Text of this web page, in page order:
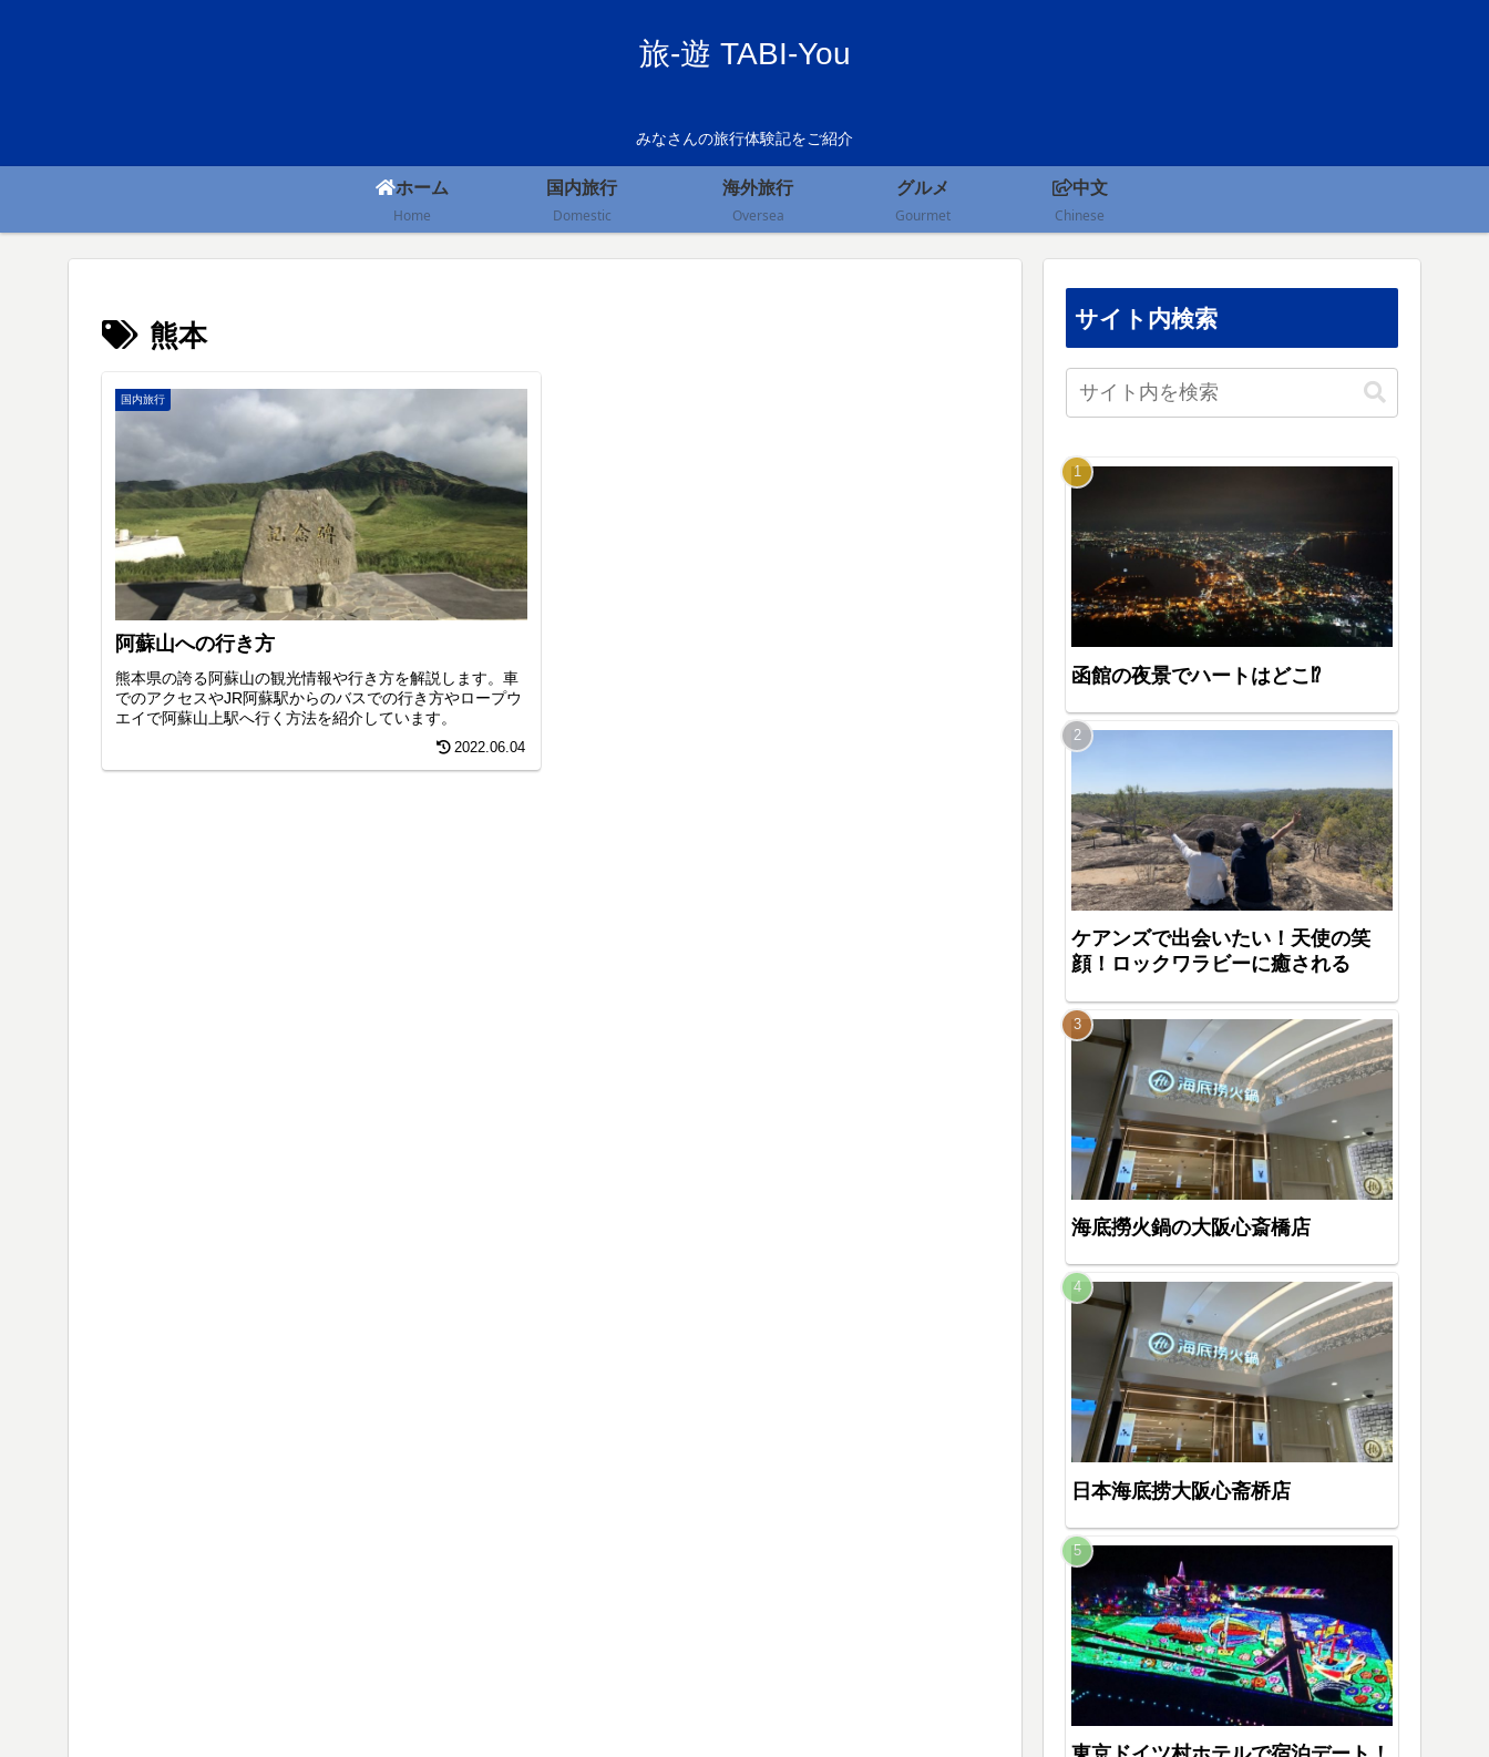
旅-遊 TABI-You
みなさんの旅行体験記をご紹介
ホーム
Home
国内旅行
Domestic
海外旅行
Oversea
グルメ
Gourmet
中文
Chinese
熊本
国内旅行
阿蘇山への行き方
熊本県の誇る阿蘇山の観光情報や行き方を解説します。車
でのアクセスやJR阿蘇駅からのバスでの行き方やロープウ
エイで阿蘇山上駅へ行く方法を紹介しています。
2022.06.04
サイト内検索
函館の夜景でハートはどこ⁉
ケアンズで出会いたい！天使の笑
顔！ロックワラビーに癒される
海底撈火鍋の大阪心斎橋店
日本海底捞大阪心斋桥店